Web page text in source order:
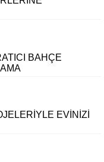
BAHÇE
EVINIZI